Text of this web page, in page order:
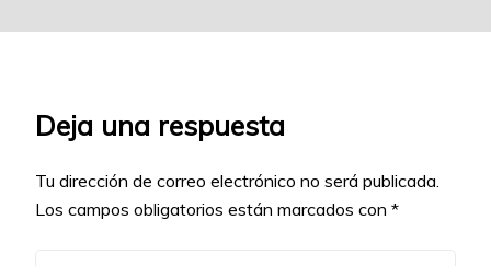
Deja una respuesta
Tu dirección de correo electrónico no será publicada.
Los campos obligatorios están marcados con *